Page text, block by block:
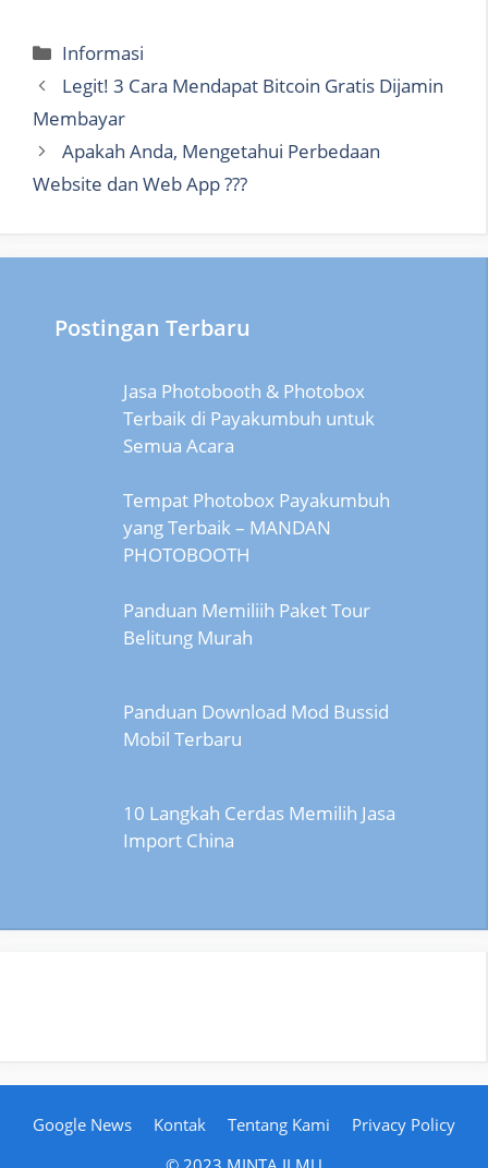
Categories
Informasi
Legit! 3 Cara Mendapat Bitcoin Gratis Dijamin
Membayar
Apakah Anda, Mengetahui Perbedaan
Website dan Web App ???
Postingan Terbaru
Jasa Photobooth & Photobox
Terbaik di Payakumbuh untuk
Semua Acara
Tempat Photobox Payakumbuh
yang Terbaik – MANDAN
PHOTOBOOTH
Panduan Memiliih Paket Tour
Belitung Murah
Panduan Download Mod Bussid
Mobil Terbaru
10 Langkah Cerdas Memilih Jasa
Import China
Google News Kontak Tentang Kami
Privacy Policy